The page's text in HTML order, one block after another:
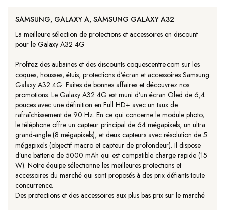
SAMSUNG, GALAXY A, SAMSUNG GALAXY A32
La meilleure sélection de protections et accessoires en discount
pour le Galaxy A32 4G
Profitez des aubaines et des discounts coquescentre.com sur les
coques, housses, étuis, protections d’écran et accessoires Samsung
Galaxy A32 4G. Faites de bonnes affaires et découvrez nos
promotions. Le Galaxy A32 4G est muni d’un écran Oled de 6,4
pouces avec une définition en Full HD+ avec un taux de
rafraîchissement de 90 Hz. En ce qui concerne le module photo,
le téléphone offre un capteur principal de 64 mégapixels, un ultra
grand-angle (8 mégapixels), et deux capteurs avec résolution de 5
mégapixels (objectif macro et capteur de profondeur). Il dispose
d’une batterie de 5000 mAh qui est compatible charge rapide (15
W). Notre équipe sélectionne les meilleures protections et
accessoires du marché qui sont proposés à des prix défiants toute
concurrence.
Des protections et des accessoires aux plus bas prix sur le marché